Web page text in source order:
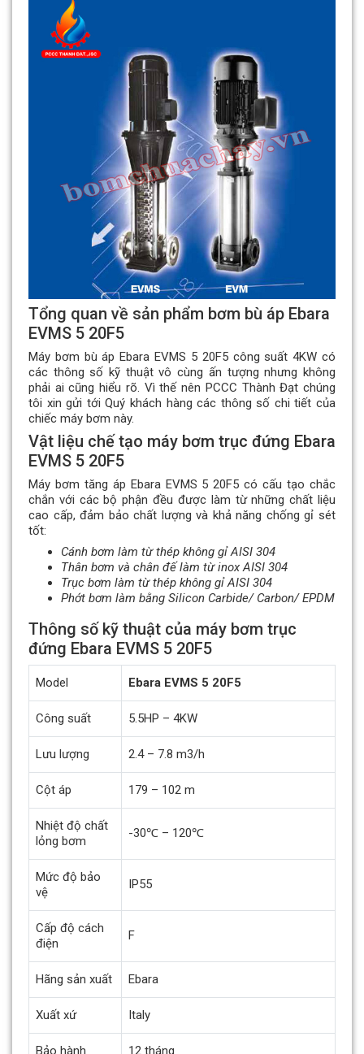
Tổng quan về sản phẩm bơm bù áp Ebara
EVMS 5 20F5
Máy bơm bù áp Ebara EVMS 5 20F5 công suất 4KW có
các thông số kỹ thuật vô cùng ấn tượng nhưng không
phải ai cũng hiểu rõ. Vì thế nên PCCC Thành Đạt chúng
tôi xin gửi tới Quý khách hàng các thông số chi tiết của
chiếc máy bơm này.
Vật liệu chế tạo máy bơm trục đứng Ebara
EVMS 5 20F5
Máy bơm tăng áp Ebara EVMS 5 20F5 có cấu tạo chắc
chắn với các bộ phận đều được làm từ những chất liệu
cao cấp, đảm bảo chất lượng và khả năng chống gỉ sét
tốt:
Cánh bơm làm từ thép không gỉ AISI 304
Thân bơm và chân đế làm từ inox AISI 304
Trục bơm làm từ thép không gỉ AISI 304
Phớt bơm làm bằng Silicon Carbide/ Carbon/ EPDM
Thông số kỹ thuật của máy bơm trục
đứng Ebara EVMS 5 20F5
Model Ebara EVMS 5 20F5
Công suất 5.5HP – 4KW
Lưu lượng 2.4 – 7.8 m3/h
Cột áp 179 – 102 m
Nhiệt độ chất
lỏng bơm
-30℃ – 120℃
Mức độ bảo
vệ
IP55
Cấp độ cách
điện
F
Hãng sản xuất Ebara
Xuất xứ Italy
Bảo hành 12 tháng